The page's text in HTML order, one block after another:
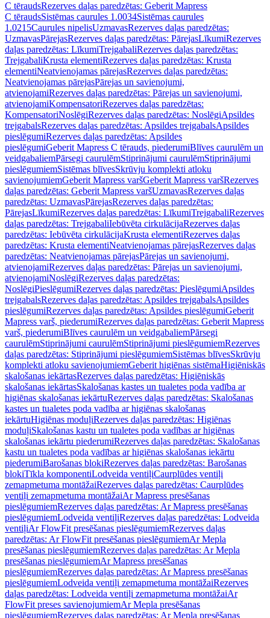
C tēraudsRezerves daļas paredzētas: Geberit Mapress
C tēraudsSistēmas caurules 1.0034Sistēmas caurules
1.0215Caurules nipelisUzmavasRezerves daļas paredzētas:
UzmavasPārejasRezerves daļas paredzētas: PārejasLīkumiRezerves
daļas paredzētas: LīkumiTrejgabaliRezerves daļas paredzētas:
TrejgabaliKrusta elementiRezerves daļas paredzētas: Krusta
elementiNeatvienojamas pārejasRezerves daļas paredzētas:
Neatvienojamas pārejasPārejas un savienojumi,
atvienojamiRezerves daļas paredzētas: Pārejas un savienojumi,
atvienojamiKompensatoriRezerves daļas paredzētas:
KompensatoriNoslēgiRezerves daļas paredzētas: NoslēgiApsildes
trejgabalsRezerves daļas paredzētas: Apsildes trejgabalsApsildes
pieslēgumiRezerves daļas paredzētas: Apsildes
pieslēgumiGeberit Mapress C tērauds, piederumiBlīves caurulēm un
veidgabaliemPārsegi caurulēmStiprinājumi caurulēmStiprinājumi
pieslēgumiemSistēmas blīvesSkrūvju komplekti atloku
savienojumiemGeberit Mapress varšGeberit Mapress varšRezerves
daļas paredzētas: Geberit Mapress varšUzmavasRezerves daļas
paredzētas: UzmavasPārejasRezerves daļas paredzētas:
PārejasLīkumiRezerves daļas paredzētas: LīkumiTrejgabaliRezerves
daļas paredzētas: TrejgabaliIebūvēta cirkulācijaRezerves daļas
paredzētas: Iebūvēta cirkulācijaKrusta elementiRezerves daļas
paredzētas: Krusta elementiNeatvienojamas pārejasRezerves daļas
paredzētas: Neatvienojamas pārejasPārejas un savienojumi,
atvienojamiRezerves daļas paredzētas: Pārejas un savienojumi,
atvienojamiNoslēgiRezerves daļas paredzētas:
NoslēgiPieslēgumiRezerves daļas paredzētas: PieslēgumiApsildes
trejgabalsRezerves daļas paredzētas: Apsildes trejgabalsApsildes
pieslēgumiRezerves daļas paredzētas: Apsildes pieslēgumiGeberit
Mapress varš, piederumiRezerves daļas paredzētas: Geberit Mapress
varš, piederumiBlīves caurulēm un veidgabaliemPārsegi
caurulēmStiprinājumi caurulēmStiprinājumi pieslēgumiemRezerves
daļas paredzētas: Stiprinājumi pieslēgumiemSistēmas blīvesSkrūvju
komplekti atloku savienojumiemGeberit higiēnas sistēmaHigiēniskās
skalošanas iekārtasRezerves daļas paredzētas: Higiēniskās
skalošanas iekārtasSkalošanas kastes un tualetes poda vadība ar
higiēnas skalošanas iekārtuRezerves daļas paredzētas: Skalošanas
kastes un tualetes poda vadība ar higiēnas skalošanas
iekārtuHigiēnas moduļiRezerves daļas paredzētas: Higiēnas
moduļiSkalošanas kastu un tualetes poda vadības ar higiēnas
skalošanas iekārtu piederumiRezerves daļas paredzētas: Skalošanas
kastu un tualetes poda vadības ar higiēnas skalošanas iekārtu
piederumiBarošanas blokiRezerves daļas paredzētas: Barošanas
blokiTīkla komponentiLodveida ventiļiCaurplūdes ventiļi
zemapmetuma montāžaiRezerves daļas paredzētas: Caurplūdes
ventiļi zemapmetuma montāžaiAr Mapress presēšanas
pieslēgumiemRezerves daļas paredzētas: Ar Mapress presēšanas
pieslēgumiemLodveida ventiļiRezerves daļas paredzētas: Lodveida
ventiļiAr FlowFit presēšanas pieslēgumiemRezerves daļas
paredzētas: Ar FlowFit presēšanas pieslēgumiemAr Mepla
presēšanas pieslēgumiemRezerves daļas paredzētas: Ar Mepla
presēšanas pieslēgumiemAr Mapress presēšanas
pieslēgumiemRezerves daļas paredzētas: Ar Mapress presēšanas
pieslēgumiemLodveida ventiļi zemapmetuma montāžaiRezerves
daļas paredzētas: Lodveida ventiļi zemapmetuma montāžaiAr
FlowFit preses savienojumiemAr Mepla presēšanas
pieslēgumiemRezerves daļas paredzētas: Ar Mepla presēšanas